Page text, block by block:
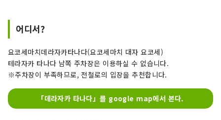
어디서?
요코세마치데라자카타나다(요코세마치 대자 요코세)
테라자카 타나다 남쪽 주차장은 이용하실 수 없습니다.
※주차장이 부족하므로, 전철로의 입장을 추천합니다.
「데라자카 타나다」를 google map에서 본다.